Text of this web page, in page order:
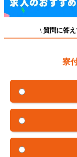
\ 質問に答え
寮